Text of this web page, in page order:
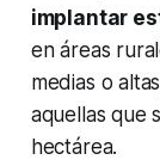
implantar
en áreas
medias o
aquellas que
hectárea.